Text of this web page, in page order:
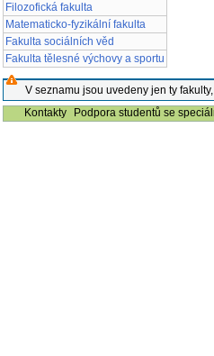
Filozofická fakulta
Matematicko-fyzikální fakulta
Fakulta sociálních věd
Fakulta tělesné výchovy a sportu
V seznamu jsou uvedeny jen ty
Kontakty
Podpora studentů se